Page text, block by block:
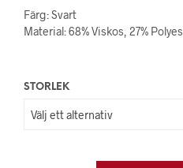
Färg: Svart
Material: 68% Viskos, 27%
STORLEK